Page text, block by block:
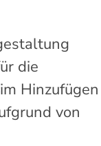
die
von